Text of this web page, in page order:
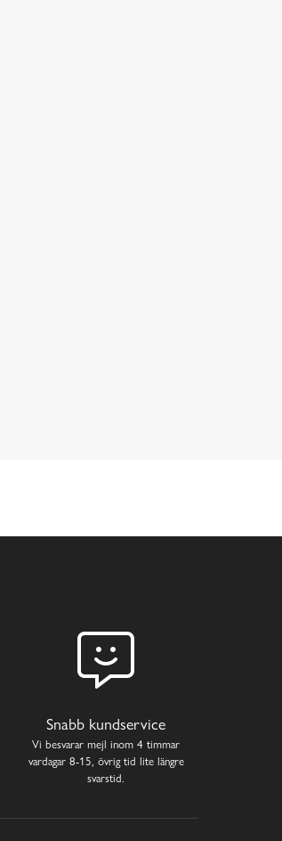
Snabb kundservice
Vi besvarar mejl inom 4 timmar
vardagar 8-15, övrig tid lite längre
svarstid.